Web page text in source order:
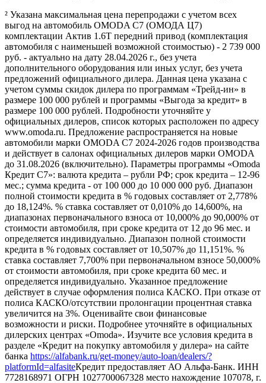
² Указана максимальная цена перепродажи с учетом всех
выгод на автомобиль OMODA C7 (ОМОДА Ц7)
комплектации Актив 1.6T передний привод (комплектация
автомобиля с наименьшей возможной стоимостью) - 2 739 000
руб. - актуально на дату 28.04.2026 г., без учета
дополнительного оборудования или иных услуг, без учета
предложений официального дилера. Данная цена указана с
учетом суммы скидок дилера по программам «Трейд-ин» в
размере 100 000 рублей и программы «Выгода за кредит» в
размере 100 000 рублей. Подробности уточняйте у
официальных дилеров, список которых расположен по адресу
www.omoda.ru. Предложение распространяется на новые
автомобили марки OMODA C7 2024-2026 годов производства
и действует в салонах официальных дилеров марки OMODA
до 31.08.2026 (включительно). Параметры программы «Omoda
Кредит C7»: валюта кредита – рубли РФ; срок кредита – 12-96
мес.; сумма кредита - от 100 000 до 10 000 000 руб. Диапазон
полной стоимости кредита в % годовых составляет от 2,778%
до 18,124%. % ставка составляет от 0,010% до 14,600%, на
диапазонах первоначального взноса от 10,000% до 90,000% от
стоимости автомобиля, при сроке кредита от 12 до 96 мес. и
определяется индивидуально. Диапазон полной стоимости
кредита в % годовых составляет от 10,507% до 11,151%. %
ставка составляет 7,700% при первоначальном взносе 50,000%
от стоимости автомобиля, при сроке кредита 60 мес. и
определяется индивидуально. Указанное предложение
действует в случае оформления полиса КАСКО. При отказе от
полиса КАСКО/отсутствии пролонгации процентная ставка
увеличится на 3%. Оценивайте свои финансовые
возможности и риски. Подробнее уточняйте в официальных
дилерских центрах «Omoda». Изучите все условия кредита в
разделе «Кредит на покупку автомобиля у дилера» на сайте
банка https://alfabank.ru/get-money/auto-loan/dealers/?
platformId=alfasiteКредит предоставляет АО Альфа-Банк. ИНН
7728168971 ОГРН 1027700067328 место нахождение 107078, г.